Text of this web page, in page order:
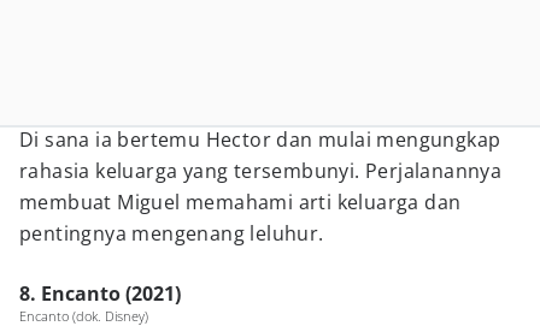
Di sana ia bertemu Hector dan mulai mengungkap
rahasia keluarga yang tersembunyi. Perjalanannya
membuat Miguel memahami arti keluarga dan
pentingnya mengenang leluhur.
8. Encanto (2021)
Encanto (dok. Disney)